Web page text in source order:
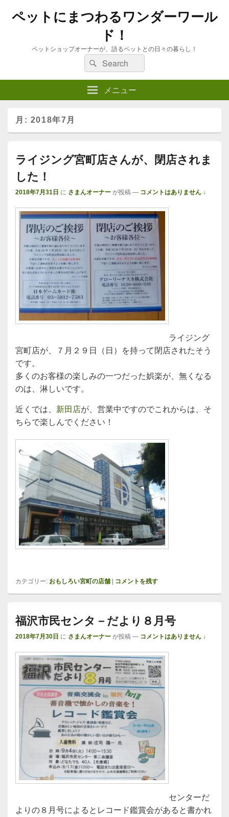
ペットにまつわるワンダーワール
ド！
ペットショップオーナーが、語るペットとの日々の暮らし！
検
索:
検
索
メニュー
月: 2018年7月
ライジング宮町店さんが、閉店されま
した！
2018年7月31日 に さまんオーナー が投稿 — コメントはありません ↓
ライジング
宮町店が、７月２９日（日）を持って閉店されたそう
です。
多くのお客様の楽しみの一つだった娯楽が、無くなる
のは、淋しいです。
近くでは、 新田店が、営業中ですのでこれからは、そ
ちらで楽しんでください！
カテゴリー: おもしろい宮町の店舗 | コメントを残す
福沢市民センタ－だより８月号
2018年7月30日 に さまんオーナー が投稿 — コメントはありません ↓
センターだ
よりの８月号によるとレコード鑑賞会があると書かれ